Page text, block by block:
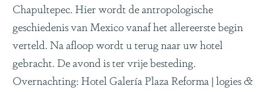
Chapultepec. Hier wordt de antropologische
geschiedenis van Mexico vanaf het allereerste begin
verteld. Na afloop wordt u terug naar uw hotel
gebracht. De avond is ter vrije besteding.
Overnachting: Hotel Galería Plaza Reforma | logies &